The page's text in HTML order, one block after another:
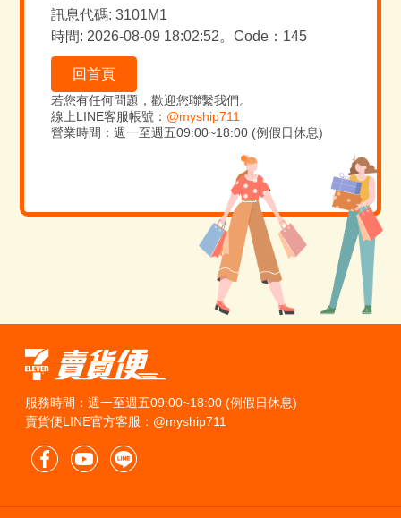
訊息代碼: 3101M1
時間: 2026-08-09 18:02:52。Code：145
回首頁
若您有任何問題，歡迎您聯繫我們。
線上LINE客服帳號： @myship711
營業時間：週一至週五09:00~18:00 (例假日休息)
服務時間：週一至週五09:00~18:00 (例假日休息)
賣貨便LINE官方客服：@myship711